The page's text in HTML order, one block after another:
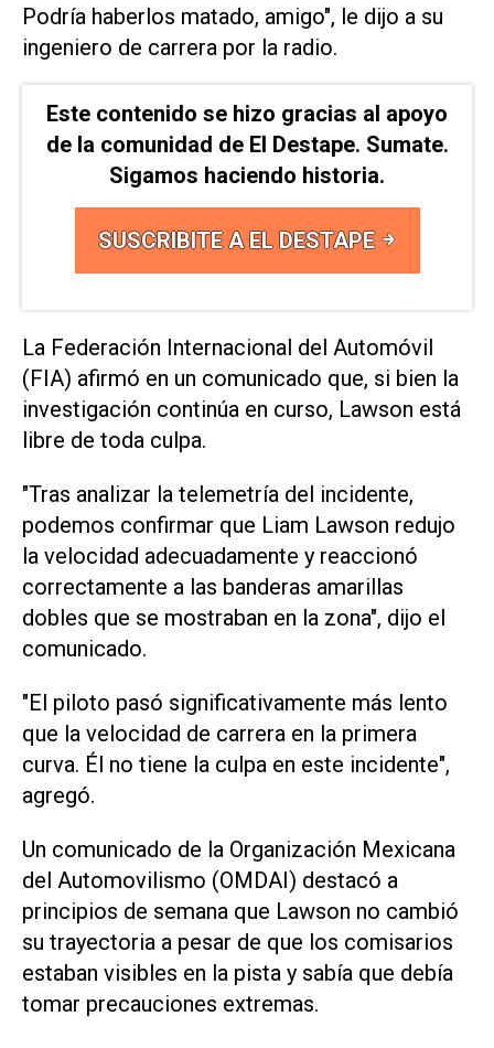
Podría haberlos matado, amigo", le dijo a su
ingeniero de carrera por la radio.
Este contenido se hizo gracias al apoyo
de la comunidad de El Destape. Sumate.
Sigamos haciendo historia.
SUSCRIBITE A EL DESTAPE
La Federación Internacional del Automóvil
(FIA) afirmó en un comunicado que, si bien la
investigación continúa en curso, Lawson está
libre de toda culpa.
"Tras analizar la telemetría del incidente,
podemos confirmar que Liam Lawson redujo
la velocidad adecuadamente y reaccionó
correctamente a las banderas amarillas
dobles que se mostraban en la zona", dijo el
comunicado.
"El piloto pasó significativamente más lento
que la velocidad de carrera en la primera
curva. Él no tiene la culpa en este incidente",
agregó.
Un comunicado de la Organización Mexicana
del Automovilismo (OMDAI) destacó a
principios de semana que Lawson no cambió
su trayectoria a pesar de que los comisarios
estaban visibles en la pista y sabía que debía
tomar precauciones extremas.